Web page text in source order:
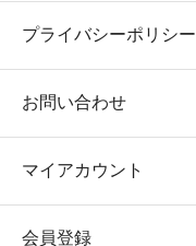
プライバシーポリシー
お問い合わせ
マイアカウント
会員登録